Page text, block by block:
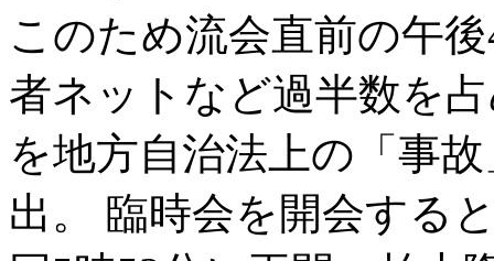
このため流会直前の午
者ネットなど過半数を
を地方自治法上の「事
出。 臨時会を開会する